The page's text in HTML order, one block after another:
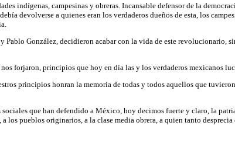
indígenas, campesinas y obreras. Incansable defensor de la
devolverse a quienes eran los verdaderos dueños de esta, los
González, decidieron acabar con la vida de este revolucionario,
forjaron, principios que hoy en día las y los verdaderos mexicanos
principios honran la memoria de todas y todos aquellos que
que han defendido a México, hoy decimos fuerte y claro, la
pueblos originarios, a la clase media obrera, a quien tanto desprecia